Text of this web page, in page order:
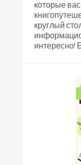
которые
круглый
интересно!